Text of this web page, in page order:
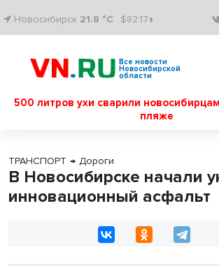
Новосибирск 21.8 °C $82.17↑
Все новости
Новосибирской
области
500 литров ухи сварили
пляже
ТРАНСПОРТ → Дороги
В Новосибирске начали
инновационный асфальт